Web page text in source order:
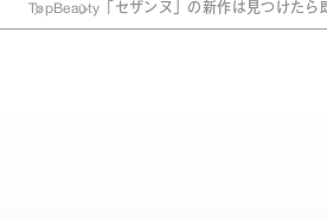
TopBeauty 「セザンヌ」の新作は見つけた